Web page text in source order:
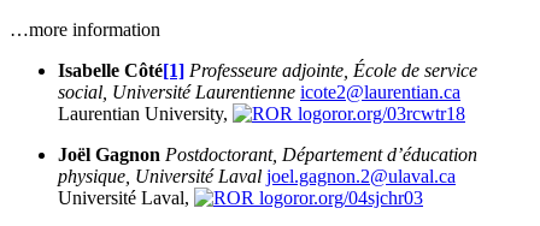
…more information
Isabelle Côté[1] Professeure adjointe, École de service
social, Université Laurentienne icote2@laurentian.ca
Laurentian University,
ror.org/03rcwtr18
Joël Gagnon Postdoctorant, Département d’éducation
physique, Université Laval joel.gagnon.2@ulaval.ca
Université Laval,
ror.org/04sjchr03